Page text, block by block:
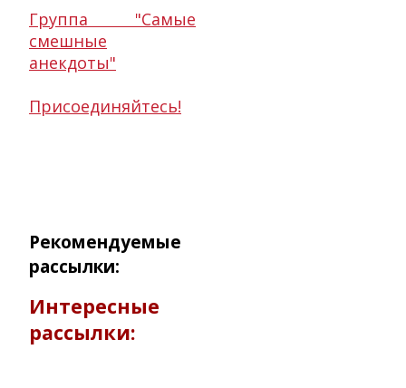
Группа "Самые
смешные
анекдоты"
Присоединяйтесь!
Рекомендуемые
рассылки:
Интересные
рассылки: